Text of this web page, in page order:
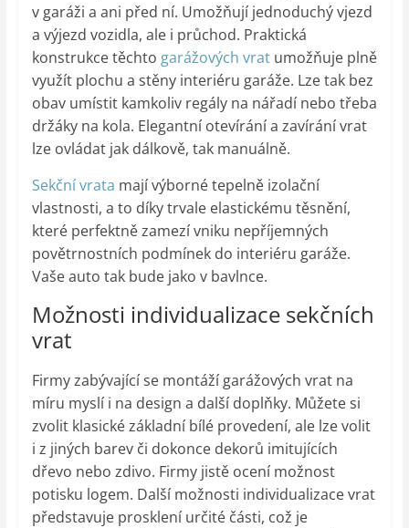
v garáži a ani před ní. Umožňují jednoduchý vjezd
a výjezd vozidla, ale i průchod. Praktická
konstrukce těchto garážových vratumožňuje plně
využít plochu a stěny interiéru garáže. Lze tak bez
obav umístit kamkoliv regály na nářadí nebo třeba
držáky na kola. Elegantní otevírání a zavírání vrat
lze ovládat jak dálkově, tak manuálně.
Sekční vrata mají výborné tepelně izolační
vlastnosti, a to díky trvale elastickému těsnění,
které perfektně zamezí vniku nepříjemných
povětrnostních podmínek do interiéru garáže.
Vaše auto tak bude jako v bavlnce.
Možnosti individualizace sekčních
vrat
Firmy zabývající se montáží garážových vrat na
míru myslí i na design a další doplňky. Můžete si
zvolit klasické základní bílé provedení, ale lze volit
i z jiných barev či dokonce dekorů imitujících
dřevo nebo zdivo. Firmy jistě ocení možnost
potisku logem. Další možnosti individualizace vrat
představuje prosklení určité části, což je